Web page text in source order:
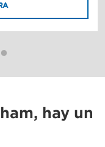
hay un